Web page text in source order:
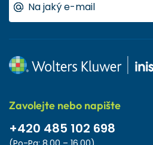
Zavolejte nebo napište
+420 485 102 698